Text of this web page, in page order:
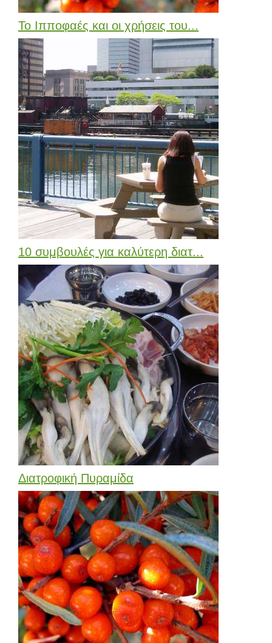
Το Ιπποφαές και οι χρήσεις του...
10 συμβουλές για καλύτερη διατ...
Διατροφική Πυραμίδα